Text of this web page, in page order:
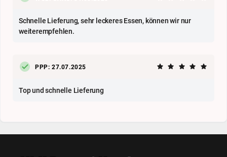
Schnelle Lieferung, sehr leckeres Essen, können wir nur
weiterempfehlen.
PPP: 27.07.2025
Top und schnelle Lieferung